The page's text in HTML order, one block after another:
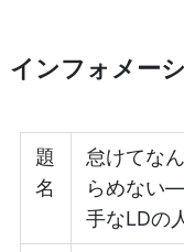
インフォメー
題
名
怠けてな
らめない
手なLDの